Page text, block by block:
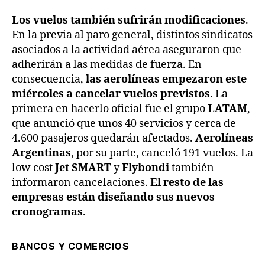
Los vuelos también sufrirán modificaciones.
En la previa al paro general, distintos sindicatos
asociados a la actividad aérea aseguraron que
adherirán a las medidas de fuerza. En
consecuencia, las aerolíneas empezaron este
miércoles a cancelar vuelos previstos. La
primera en hacerlo oficial fue el grupoLATAM,
que anunció que unos 40 servicios y cerca de
4.600 pasajeros quedarán afectados. Aerolíneas
Argentinas, por su parte, canceló 191 vuelos. La
low costJet SMARTyFlybonditambién
informaron cancelaciones. El resto de las
empresas están diseñando sus nuevos
cronogramas.
BANCOS Y COMERCIOS